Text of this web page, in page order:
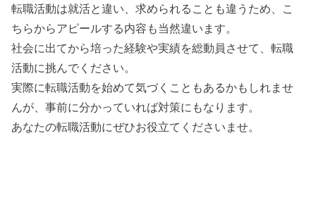
転職活動は就活と違い、求められることも違うため、こ
ちらからアピールする内容も当然違います。
社会に出てから培った経験や実績を総動員させて、転職
活動に挑んでください。
実際に転職活動を始めて気づくこともあるかもしれませ
んが、事前に分かっていれば対策にもなります。
あなたの転職活動にぜひお役立てくださいませ。